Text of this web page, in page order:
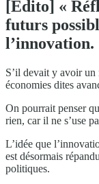
[Edito] «
futurs
S’il devait y avoir un
économies dites
On pourrait penser
rien, car il ne s’use
L’idée que
est désormais
politiques.